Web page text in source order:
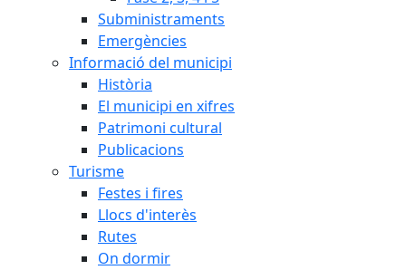
Subministraments
Emergències
Informació del municipi
Història
El municipi en xifres
Patrimoni cultural
Publicacions
Turisme
Festes i fires
Llocs d'interès
Rutes
On dormir